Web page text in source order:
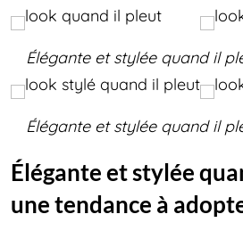
Élégante et stylée quand il
Élégante et stylée quand il
Élégante et stylée
une tendance à